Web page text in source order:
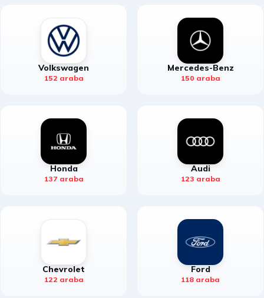
Volkswagen
152 araba
Mercedes-Benz
150 araba
Honda
137 araba
Audi
123 araba
Chevrolet
122 araba
Ford
118 araba